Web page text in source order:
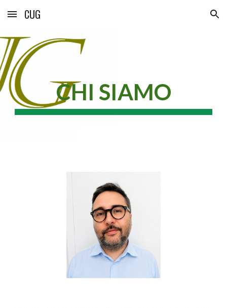
Skip to main content Skip to navigation
CUG
CHI SIAMO